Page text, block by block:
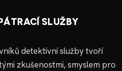
SLUŽBY
detektivní služby tvoří
zkušenostmi, smyslem pro